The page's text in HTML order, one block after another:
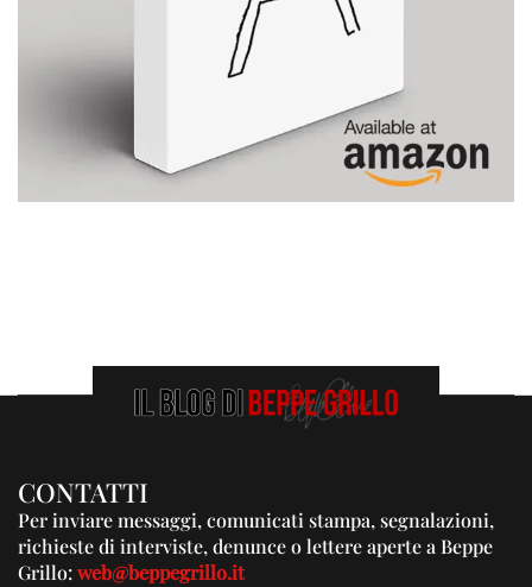
CONTATTI
Per inviare messaggi, comunicati stampa, segnalazioni,
richieste di interviste, denunce o lettere aperte a Beppe
Grillo:web@beppegrillo.it